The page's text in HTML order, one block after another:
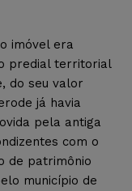
imóvel era
predial territorial
do seu valor
já havia
pela antiga
com o
de patrimônio
município de